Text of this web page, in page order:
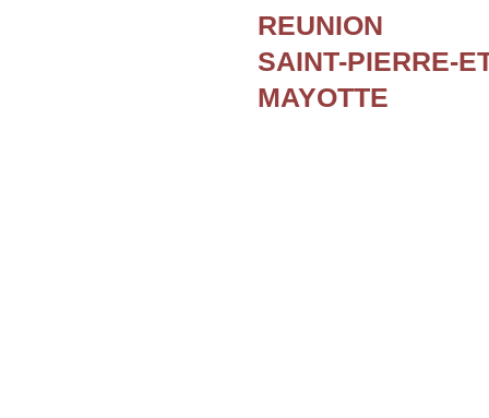
REUNION
SAINT-PIERRE-
MAYOTTE